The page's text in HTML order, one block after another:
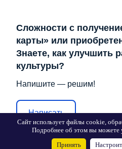
Сложности с
карты» или
Знаете, как улучшить
культуры?
Напишите — решим!
Написать
Сайт использует файлы cookie,
Подробнее об этом вы можете
Принять